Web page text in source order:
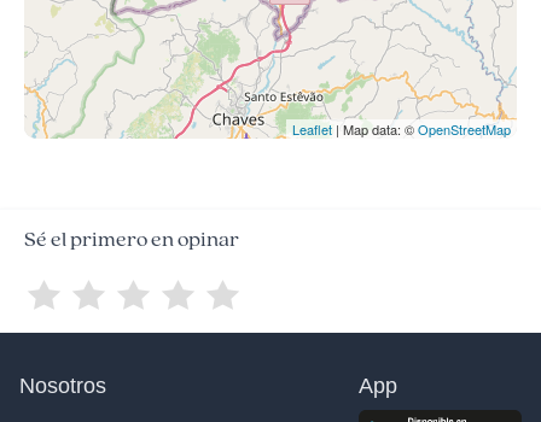
Leaflet | Map data: ©OpenStreetMap
Sé el primero en opinar
Nosotros App